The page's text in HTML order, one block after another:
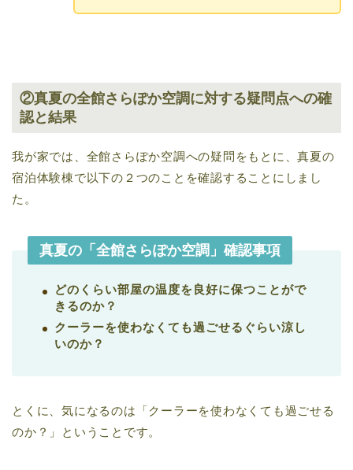
②真夏の全館さらぽか空調に対する疑問点への確
認と結果
我が家では、全館さらぽか空調への疑問をもとに、真夏の
宿泊体験棟で以下の２つのことを確認することにしまし
た。
真夏の「全館さらぽか空調」確認事項
どのくらい部屋の温度を良好に保つことがで
きるのか？
クーラーを使わなくても過ごせるぐらい涼し
いのか？
とくに、気になるのは「クーラーを使わなくても過ごせる
のか？」ということです。